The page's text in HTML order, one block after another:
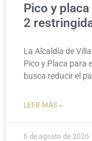
Pico y
2
La Alcaldía de
Pico y Placa para
busca reducir el
LEER MÁS »
6 de agosto de 2026